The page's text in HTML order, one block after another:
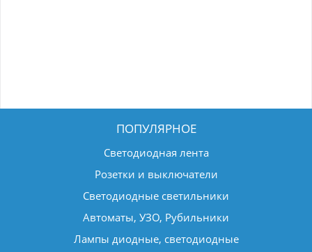
ПОПУЛЯРНОЕ
Светодиодная лента
Розетки и выключатели
Светодиодные светильники
Автоматы, УЗО, Рубильники
Лампы диодные, светодиодные